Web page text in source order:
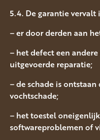
5.4. De garantie vervalt
– er door derden aan
– het defect een
uitgevoerde reparatie;
– de schade is
vochtschade;
– het toestel
softwareproblemen of